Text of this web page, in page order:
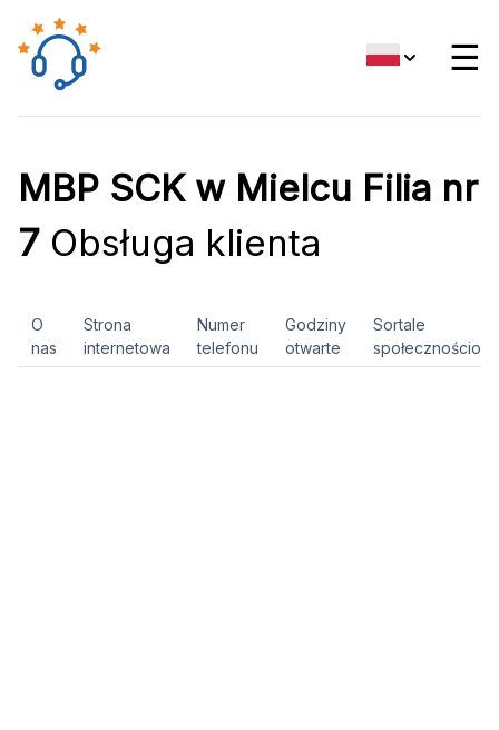
☰
MBP SCK w Mielcu Filia nr
7 Obsługa klienta
O
nas
Strona
internetowa
Numer
telefonu
Godziny
otwarte
Sortale